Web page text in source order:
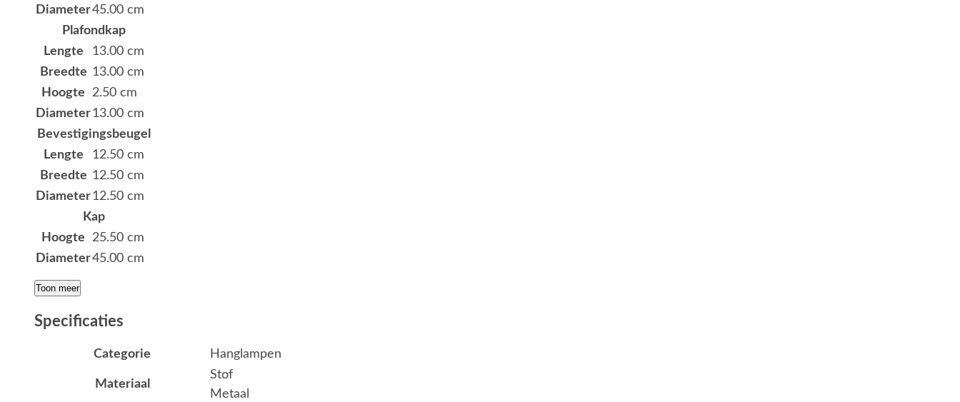
Diameter45.00 cm
Plafondkap
Lengte
13.00 cm
Breedte 13.00 cm
Hoogte
2.50 cm
Diameter13.00 cm
Bevestigingsbeugel
Lengte
12.50 cm
Breedte 12.50 cm
Diameter12.50 cm
Kap
Hoogte
25.50 cm
Diameter45.00 cm
Toon meer
Specificaties
Categorie Hanglampen
Materiaal
Stof
Metaal